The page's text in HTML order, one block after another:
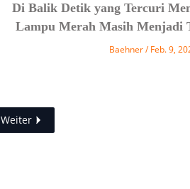
Di Balik Detik yang Tercuri
Lampu Merah Masih Menjadi
Baehner Feb. 9,
Weiter